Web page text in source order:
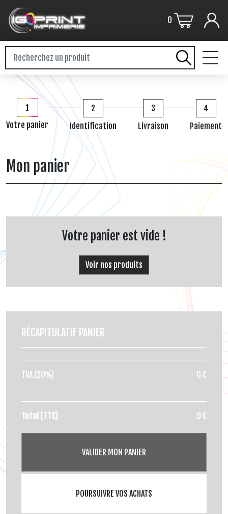
0
FLYERS / DEPLIANT
BROCHURES
CARNETS / LIASSES
1
Votre panier
2
Identification
3
Livraison
4
Paiement
Mon panier
Votre panier est vide !
Voir nos produits
RÉCAPITULATIF PANIER
TVA (20%) 0 €
Total (TTC) 0 €
VALIDER MON PANIER
POURSUIVRE VOS ACHATS